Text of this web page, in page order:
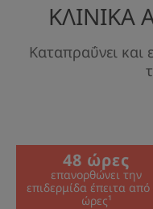
ΚΛΙΝΙΚΑ
Καταπραΰνει και
48 ώρες
επανορθώνει την
επιδερμίδα έπειτα από
ώρες¹